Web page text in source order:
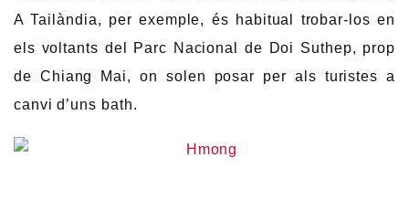
A Tailàndia, per exemple, és habitual trobar-los en
els voltants del Parc Nacional de Doi Suthep, prop
de Chiang Mai, on solen posar per als turistes a
canvi d’uns bath.